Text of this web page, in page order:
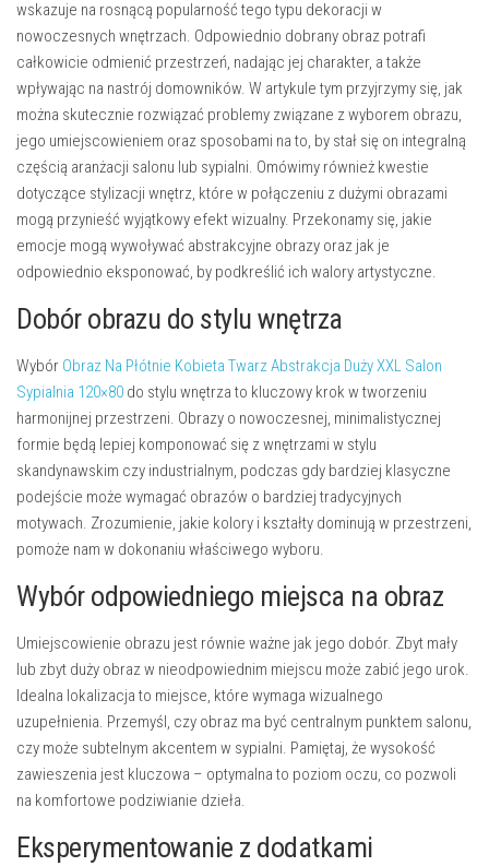
wskazuje na rosnącą popularność tego typu dekoracji w
nowoczesnych wnętrzach. Odpowiednio dobrany obraz potrafi
całkowicie odmienić przestrzeń, nadając jej charakter, a także
wpływając na nastrój domowników. W artykule tym przyjrzymy się, jak
można skutecznie rozwiązać problemy związane z wyborem obrazu,
jego umiejscowieniem oraz sposobami na to, by stał się on integralną
częścią aranżacji salonu lub sypialni. Omówimy również kwestie
dotyczące stylizacji wnętrz, które w połączeniu z dużymi obrazami
mogą przynieść wyjątkowy efekt wizualny. Przekonamy się, jakie
emocje mogą wywoływać abstrakcyjne obrazy oraz jak je
odpowiednio eksponować, by podkreślić ich walory artystyczne.
Dobór obrazu do stylu wnętrza
Wybór Obraz Na Płótnie Kobieta Twarz Abstrakcja Duży XXL Salon
Sypialnia 120×80 do stylu wnętrza to kluczowy krok w tworzeniu
harmonijnej przestrzeni. Obrazy o nowoczesnej, minimalistycznej
formie będą lepiej komponować się z wnętrzami w stylu
skandynawskim czy industrialnym, podczas gdy bardziej klasyczne
podejście może wymagać obrazów o bardziej tradycyjnych
motywach. Zrozumienie, jakie kolory i kształty dominują w przestrzeni,
pomoże nam w dokonaniu właściwego wyboru.
Wybór odpowiedniego miejsca na obraz
Umiejscowienie obrazu jest równie ważne jak jego dobór. Zbyt mały
lub zbyt duży obraz w nieodpowiednim miejscu może zabić jego urok.
Idealna lokalizacja to miejsce, które wymaga wizualnego
uzupełnienia. Przemyśl, czy obraz ma być centralnym punktem salonu,
czy może subtelnym akcentem w sypialni. Pamiętaj, że wysokość
zawieszenia jest kluczowa – optymalna to poziom oczu, co pozwoli
na komfortowe podziwianie dzieła.
Eksperymentowanie z dodatkami